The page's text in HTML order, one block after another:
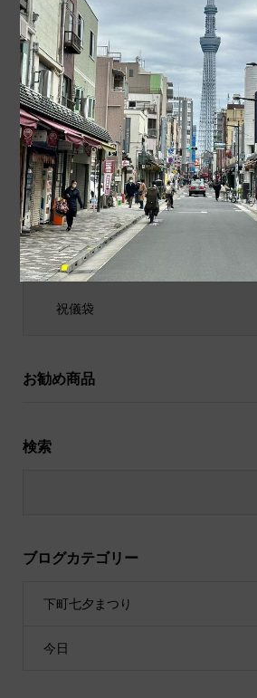
んぼうでこんな人通りで
す。 きもの姿の方はお...
きたの
い感
商品カテゴリ
商品ジャンル
ポチ袋
和小物
祝儀袋
お勧め商品
検索
ブログカテゴリー
下町七夕まつり
今日